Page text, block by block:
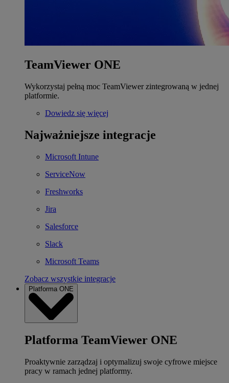
TeamViewer ONE
Wykorzystaj pełną moc TeamViewer zintegrowaną w jednej
platformie.
Dowiedz się więcej
Najważniejsze integracje
Microsoft Intune
ServiceNow
Freshworks
Jira
Salesforce
Slack
Microsoft Teams
Zobacz wszystkie integracje
Platforma ONE
Platforma TeamViewer ONE
Proaktywnie zarządzaj i optymalizuj swoje cyfrowe miejsce
pracy w ramach jednej platformy.